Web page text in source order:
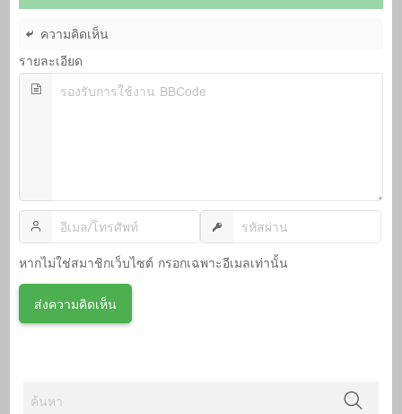
ความคิดเห็น
รายละเอียด
หากไม่ใช่สมาชิกเว็บไซต์ กรอกเฉพาะอีเมลเท่านั้น